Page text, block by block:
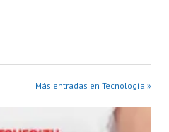
Más entradas en Tecnología »